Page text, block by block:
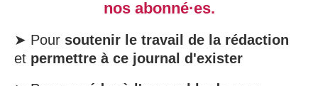
nos abonné·es.
➤ Pour soutenir le travail de la rédaction
et permettre à ce journal d'exister